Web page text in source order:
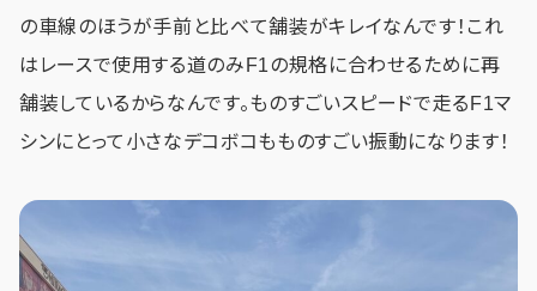
の車線のほうが手前と比べて舗装がキレイなんです！これ
はレースで使用する道のみF1の規格に合わせるために再
舗装しているからなんです。ものすごいスピードで走るF1マ
シンにとって小さなデコボコもものすごい振動になります！